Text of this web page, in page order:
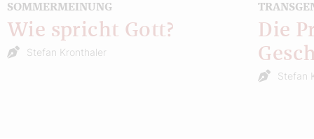
SOMMERMEINUNG
Wie spricht Gott?
Stefan Kronthaler
Die
Stefan